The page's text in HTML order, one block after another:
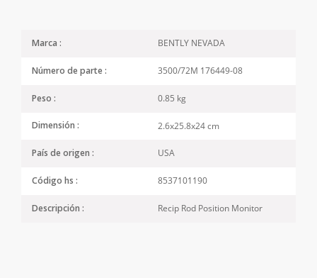
Marca : BENTLY NEVADA
Número de parte : 3500/72M 176449-08
Peso : 0.85 kg
Dimensión : 2.6x25.8x24 cm
País de origen : USA
Código hs : 8537101190
Descripción : Recip Rod Position Monitor